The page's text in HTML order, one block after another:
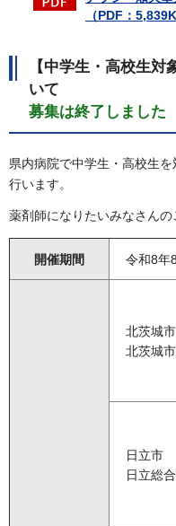
（PDF：
【中学生・高校生
いて
募集は終了しました
県内病院で中学生・高校生
行います。
薬剤師になりたいみなさんの
開催期間 令和8年
北茨城市
北茨城
日立市
日立総